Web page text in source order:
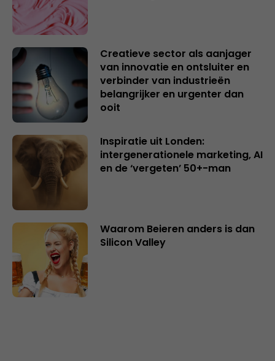
Creatieve sector als aanjager
van innovatie en ontsluiter en
verbinder van industrieën
belangrijker en urgenter dan
ooit
Inspiratie uit Londen:
intergenerationele marketing, AI
en de ‘vergeten’ 50+-man
Waarom Beieren anders is dan
Silicon Valley